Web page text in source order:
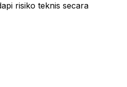
risiko teknis secara